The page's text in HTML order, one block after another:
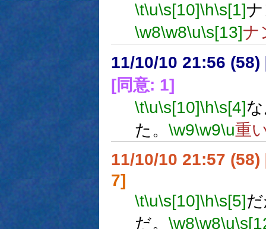
\t\u\s[10]\h\s[1]
\w8\w8\u\s[13]ナ
11/10/10 21:56 (58)
[同意: 1]
\t\u\s[10]\h\s[4]
た。 \w9\w9\u重
11/10/10 21:57 (58)
7]
\t\u\s[10]\h\s[5]
だ。 \w8\w8\u